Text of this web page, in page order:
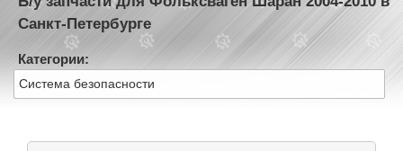
Санкт-Петербурге
Категории:
Система безопасности